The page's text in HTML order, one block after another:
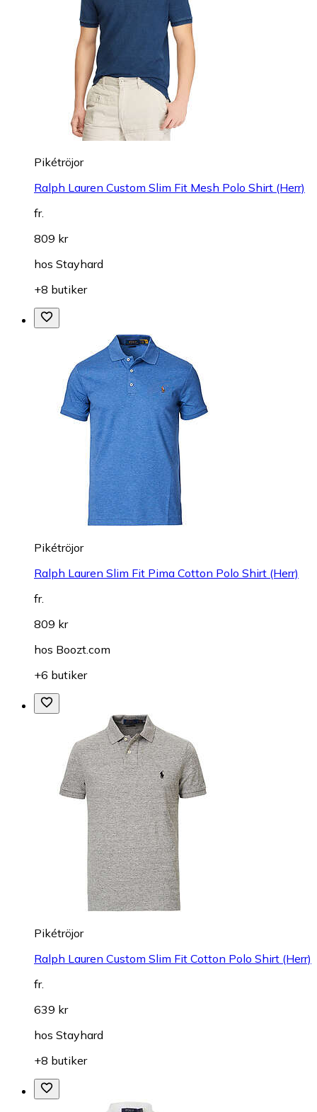
Pikétröjor
Ralph Lauren Custom Slim Fit Mesh Polo Shirt (Herr)
fr.
809 kr
hos Stayhard
+8 butiker
Pikétröjor
Ralph Lauren Slim Fit Pima Cotton Polo Shirt (Herr)
fr.
809 kr
hos Boozt.com
+6 butiker
Pikétröjor
Ralph Lauren Custom Slim Fit Cotton Polo Shirt (Herr)
fr.
639 kr
hos Stayhard
+8 butiker